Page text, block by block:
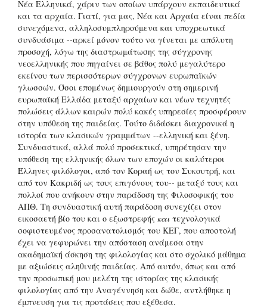
Νέα Ελληνικά, χάριν των οποίων υπάρχουν εκπαιδευτικά
και τα αρχαία. Γιατί, για μας, Νέα και Αρχαία είναι πεδία
συνεχόμενα, αλληλοσυμπληρούμενα και υποχρεωτικά
συνδυάσιμα --αρκεί μόνον τούτο να γίνεται με απόλυτη
προσοχή, λόγω της διαστρωμάτωσης της σύγχρονης
νεοελληνικής που πηγαίνει σε βάθος πολύ μεγαλύτερο
εκείνου των περισσότερων σύγχρονων ευρωπαϊκών
γλωσσών. Όσοι επομένως δημιουργούν στη σημερινή
ευρωπαϊκή Ελλάδα μεταξύ αρχαίων και νέων τεχνητές
πολώσεις άλλων καιρών πολύ κακές υπηρεσίες προσφέρουν
στην υπόθεση της παιδείας. Τούτο διδάσκει διαχρονικά η
ιστορία των κλασικών γραμμάτων --ελληνική και ξένη.
Συνδυαστικά, αλλά πολύ προσεκτικά, υπηρέτησαν την
υπόθεση της ελληνικής όλων των εποχών οι καλύτεροι
Έλληνες φιλόλογοι, από τον Κοραή ως τον Συκουτρή, και
από τον Κακριδή ως τους επιγόνους του-- μεταξύ τους και
πολλοί που ανήκουν στην παράδοση της Φιλοσοφικής του
ΑΠΘ. Τη συνδυαστική αυτή παράδοση συνεχίζει στον
εικοσαετή βίο του και ο εξωστρεφής και τεχνολογικά
σοφιστευμένος προσανατολισμός του ΚΕΓ, που αποστολή
έχει να γεφυρώνει την απόσταση ανάμεσα στην
ακαδημαϊκή άσκηση της φιλολογίας και στο σχολικό μάθημα
με αξιώσεις αληθινής παιδείας. Από αυτόν, όπως και από
την προσωπική μου μελέτη της ιστορίας της κλασικής
φιλολογίας από την Αναγέννηση και δώθε, αντλήθηκε η
έμπνευση για τις προτάσεις που εξέθεσα.